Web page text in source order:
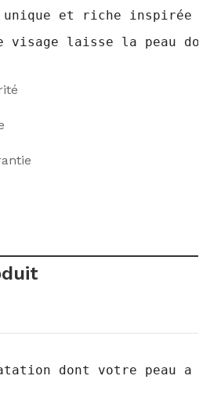
unique et riche inspirée
visage laisse la peau
dont votre peau a